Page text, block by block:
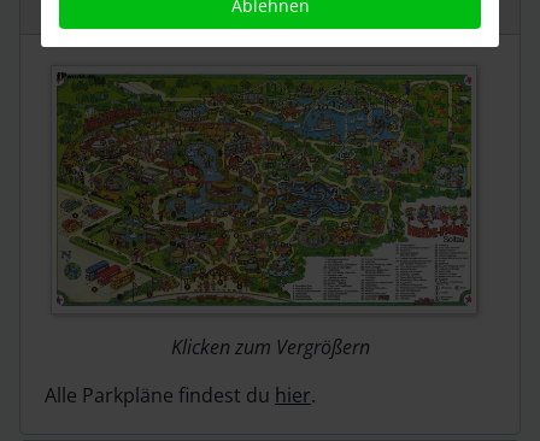
Klicken zum Vergrößern
Alle Parkpläne findest du hier.
Ablehnen